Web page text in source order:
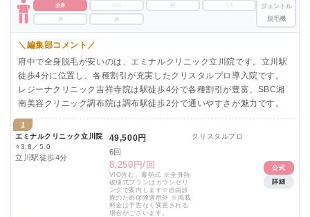
全身 VIO ワキ
脚
ジェントル
脱毛機
＼編集部コメント／
府中で全身脱毛が安いのは、エミナルクリニック立川院です。立川駅
徒歩4分に位置し、各種割引が充実したクリスタルプロ導入院です。
レジーナクリニック吉祥寺院は駅徒歩4分で各種割引が豊富、SBC湘
南美容クリニック調布院は調布駅徒歩2分で通いやすさが魅力です。
1
エミナルクリニック立川院
⭐3.8／5.0
立川駅徒歩4分
49,500円
6回
8,250円/回
VIO含む、蓄熱式 ※全身熱
破壊式プランはカウンセリ
ングで案内します※自由診
療のため保険適用外 ※掲載
料金は予告なく変更される
場合がございます。
クリスタルプロ
公式
詳細